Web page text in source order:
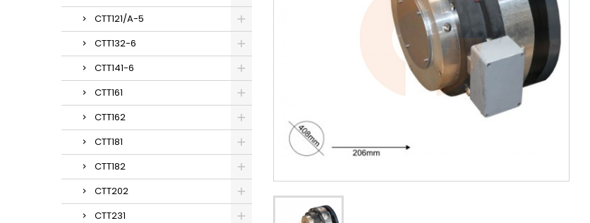
CTT121/A-5
CTT132-6
CTT141-6
CTT161
CTT162
CTT181
CTT182
CTT202
CTT231